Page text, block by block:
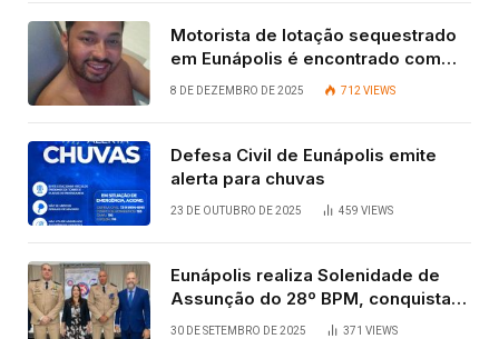
Motorista de lotação sequestrado
em Eunápolis é encontrado com
vida após quatro dias.
8 DE DEZEMBRO DE 2025 712VIEWS
Defesa Civil de Eunápolis emite
alerta para chuvas
23 DE OUTUBRO DE 2025 459 VIEWS
Eunápolis realiza Solenidade de
Assunção do 28º BPM, conquista
viabilizada por articulação política
30 DE SETEMBRO DE 2025 371 VIEWS